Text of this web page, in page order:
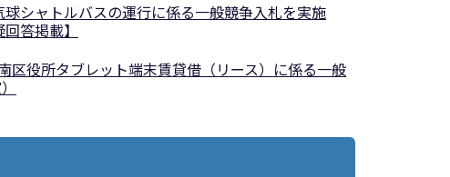
球シャトルバスの運行に係る一般競争入札を実施
答掲載】
区役所タブレット端末賃貸借（リース）に係る一般